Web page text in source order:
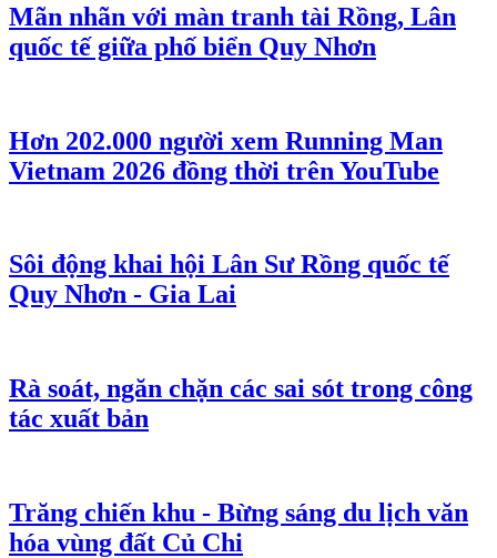
Mãn nhãn với màn tranh tài Rồng, Lân
quốc tế giữa phố biển Quy Nhơn
Hơn 202.000 người xem Running Man
Vietnam 2026 đồng thời trên YouTube
Sôi động khai hội Lân Sư Rồng quốc tế
Quy Nhơn - Gia Lai
Rà soát, ngăn chặn các sai sót trong công
tác xuất bản
Trăng chiến khu - Bừng sáng du lịch văn
hóa vùng đất Củ Chi